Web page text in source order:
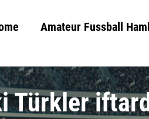
Amateur Fussball
Türkler